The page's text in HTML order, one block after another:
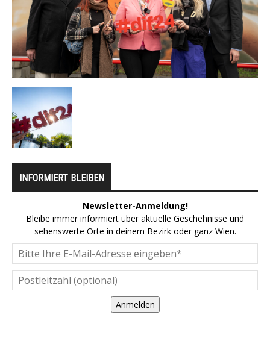
INFORMIERT BLEIBEN
Newsletter-Anmeldung!
Bleibe immer informiert über aktuelle Geschehnisse und
sehenswerte Orte in deinem Bezirk oder ganz Wien.
Anmelden